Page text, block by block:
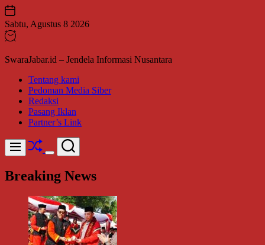
Skip
to
content
Sabtu, Agustus 8 2026
SwaraJabar.id – Jendela Informasi Nusantara
Tentang kami
Pedoman Media Siber
Redaksi
Pasang Iklan
Partner’s Link
Menu Shuffle
Switch
mode
Search
Breaking News